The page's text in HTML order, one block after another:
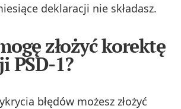
deklaracji nie składasz.
złożyć korektę
PSD-1?
błędów możesz złożyć